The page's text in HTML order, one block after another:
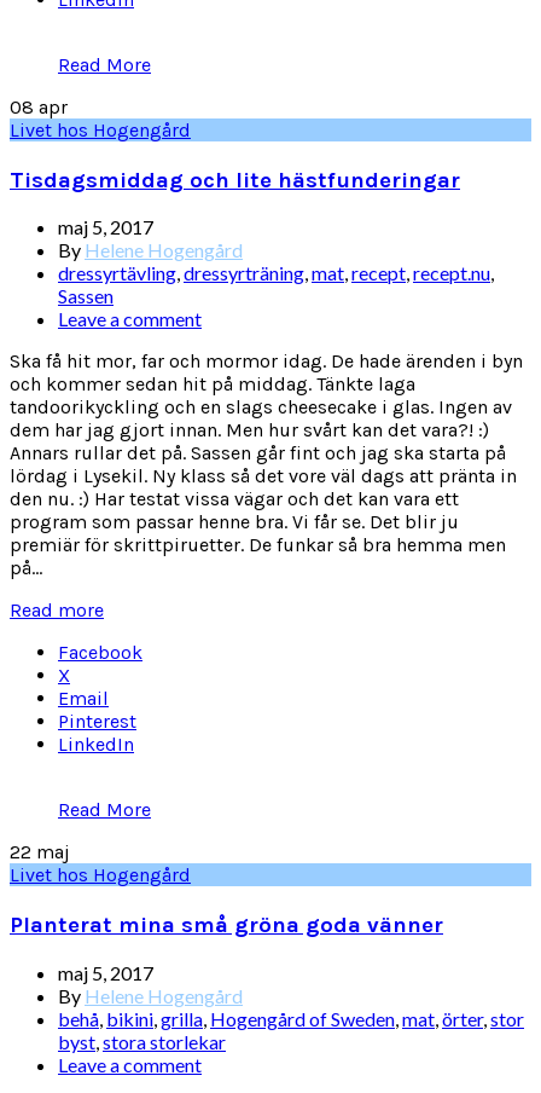
Read More
08 apr
Livet hos Hogengård
Tisdagsmiddag och lite hästfunderingar
maj 5, 2017
By Helene Hogengård
dressyrtävling,dressyrträning,mat,recept,recept.nu,
Sassen
Leave a comment
Ska få hit mor, far och mormor idag. De hade ärenden i byn
och kommer sedan hit på middag. Tänkte laga
tandoorikyckling och en slags cheesecake i glas. Ingen av
dem har jag gjort innan. Men hur svårt kan det vara?! :)
Annars rullar det på. Sassen går fint och jag ska starta på
lördag i Lysekil. Ny klass så det vore väl dags att pränta in
den nu. :) Har testat vissa vägar och det kan vara ett
program som passar henne bra. Vi får se. Det blir ju
premiär för skrittpiruetter. De funkar så bra hemma men
på...
Read more
Facebook
X
Email
Pinterest
LinkedIn
Read More
22 maj
Livet hos Hogengård
Planterat mina små gröna goda vänner
maj 5, 2017
By Helene Hogengård
behå, bikini,grilla, Hogengård of Sweden,mat,örter,stor
byst,stora storlekar
Leave a comment